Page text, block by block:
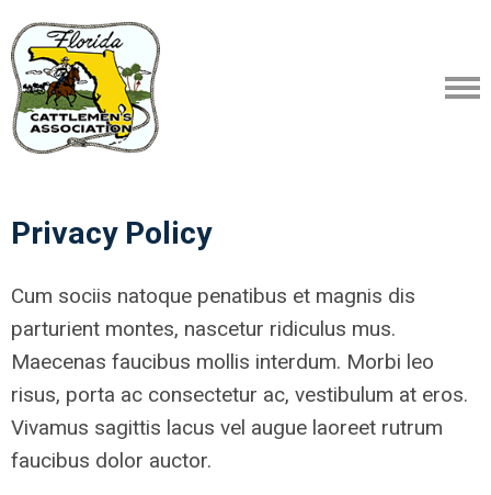
Privacy Policy
Cum sociis natoque penatibus et magnis dis
parturient montes, nascetur ridiculus mus.
Maecenas faucibus mollis interdum. Morbi leo
risus, porta ac consectetur ac, vestibulum at eros.
Vivamus sagittis lacus vel augue laoreet rutrum
faucibus dolor auctor.